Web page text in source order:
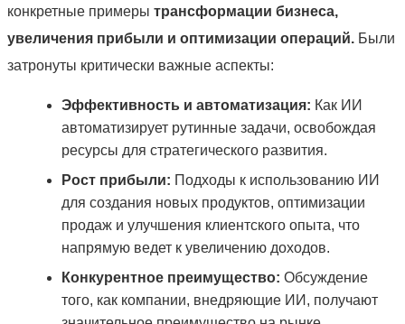
конкретные примеры трансформации бизнеса,
увеличения прибыли и оптимизации операций. Были
затронуты критически важные аспекты:
Эффективность и автоматизация: Как ИИ
автоматизирует рутинные задачи, освобождая
ресурсы для стратегического развития.
Рост прибыли: Подходы к использованию ИИ
для создания новых продуктов, оптимизации
продаж и улучшения клиентского опыта, что
напрямую ведет к увеличению доходов.
Конкурентное преимущество: Обсуждение
того, как компании, внедряющие ИИ, получают